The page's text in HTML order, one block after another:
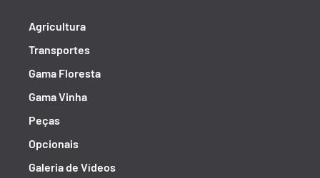
Agricultura
Transportes
Gama Floresta
Gama Vinha
Peças
Opcionais
Galeria de Vídeos